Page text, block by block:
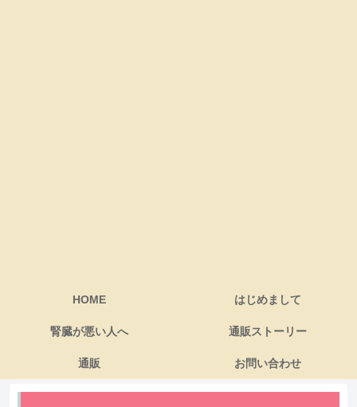
HOME はじめまして
腎臓が悪い人へ 通販ストーリー
通販 お問い合わせ